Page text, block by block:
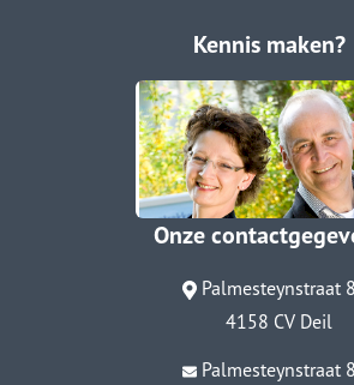
Kennis maken?
Onze
Palmesteynstraat 8
4158 CV Deil
Palmesteynstraat 8